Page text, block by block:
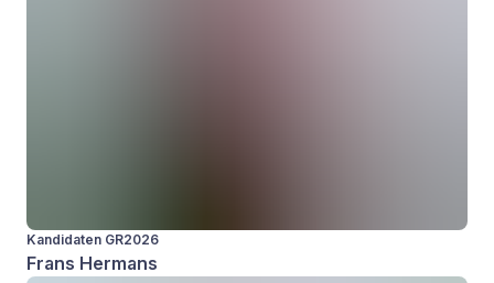
Kandidaten GR2026
Frans Hermans